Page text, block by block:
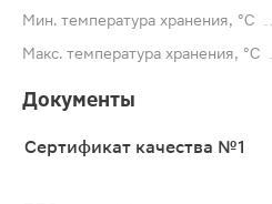
Мин. температура хранения, °C
Макс. температура хранения, °C
Документы
Сертификат качества №1